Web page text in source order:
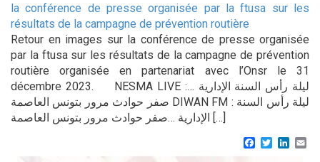
la conférence de presse organisée par la ftusa sur les
résultats de la campagne de prévention routière
Retour en images sur la conférence de presse organisée
par la ftusa sur les résultats de la campagne de prévention
routière organisée en partenariat avec l’Onsr le 31
décembre 2023. NESMA LIVE :ليلة رأس السنة الإدارية …
صفر حوادث مرور بتونس العاصمة DIWAN FM : ليلة رأس السنة
الإدارية …صفر حوادث مرور بتونس العاصمة […]
Facebook
Twitter